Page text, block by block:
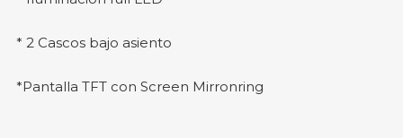
* 2 Cascos bajo asiento
*Pantalla TFT con Screen Mirronring